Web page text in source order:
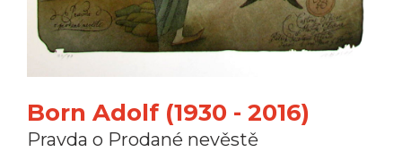
Born Adolf (1930 - 2016)
Pravda o Prodané nevěstě